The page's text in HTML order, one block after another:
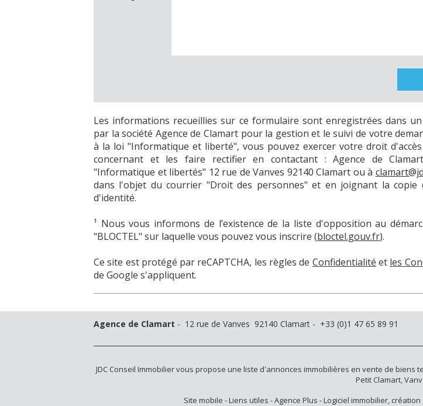
Les informations recueillies sur ce formulaire sont enregistrées dans
par la société Agence de Clamart pour la gestion et le suivi de votre
à la loi "Informatique et liberté", vous pouvez exercer votre droit
concernant et les faire rectifier en contactant : Agence de
"Informatique et libertés" 12 rue de Vanves 92140 Clamart ou à
dans l'objet du courrier "Droit des personnes" et en joignant la copie
d'identité.
¹ Nous vous informons de l’existence de la liste d'opposition au
"BLOCTEL" sur laquelle vous pouvez vous inscrire (bloctel.gouv.fr).
Ce site est protégé par reCAPTCHA, les règles de Confidentialité et les
de Google s'appliquent.
Agence de Clamart - 12 rue de Vanves 92140 Clamart - +33 (0)1 47 65 89 91
JDC Conseil Immobiliervous propose une liste d'annonces immobilières en vente de biens
Petit Clamart,
Site mobile -Liens utiles - Agence Plus -Logiciel immobilier,